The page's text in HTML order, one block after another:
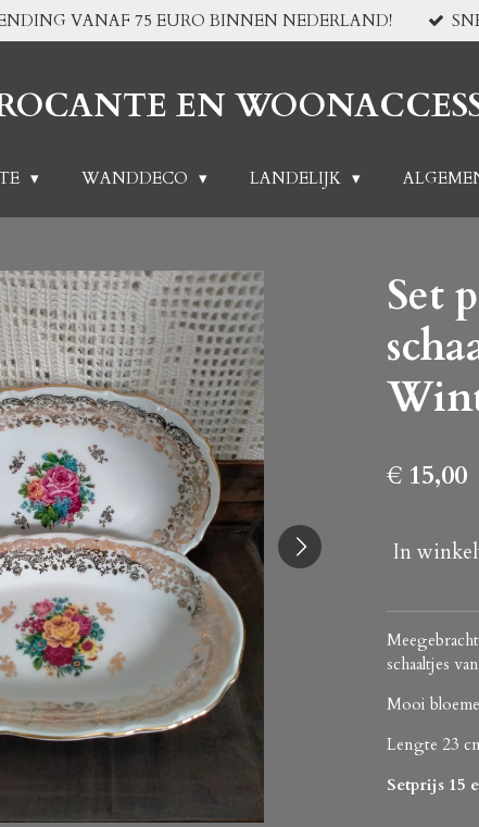
VANAF 75 EURO BINNEN NEDERLAND!
EN
WANDDECO LANDELIJK
Set
€ 15,00
In
schaaltjes
Mooi
Lengte 23
Setprijs 15